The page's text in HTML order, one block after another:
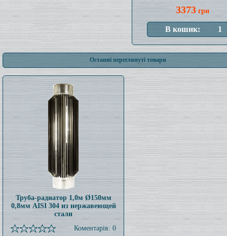
3373 грн
Останні переглянуті товари
Труба-радиатор 1,0м Ø150мм
0,8мм AISI 304 из нержавеющей
стали
Коментарів: 0